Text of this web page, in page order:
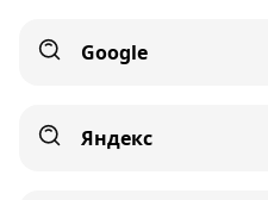
Google
Яндекс